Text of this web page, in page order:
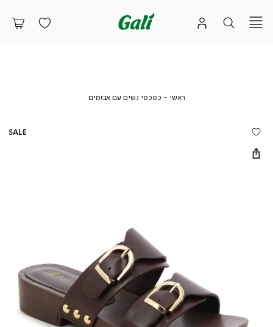
ראשי ראשיכפכפי נשים עם אבזמיםכפכפי
SALE